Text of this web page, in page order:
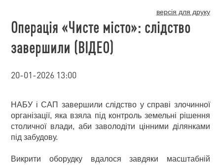
версія для друку
Операція «Чисте місто»: слідство
завершили (ВІДЕО)
20-01-2026 13:00
НАБУ і САП завершили слідство у справі злочинної
організації, яка взяла під контроль земельні рішення
столичної влади, аби заволодіти цінними ділянками
під забудову.
Викрити оборудку вдалося завдяки масштабній